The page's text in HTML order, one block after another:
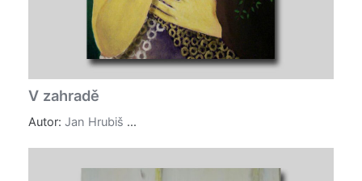
V zahradě
Autor: Jan Hrubiš ...